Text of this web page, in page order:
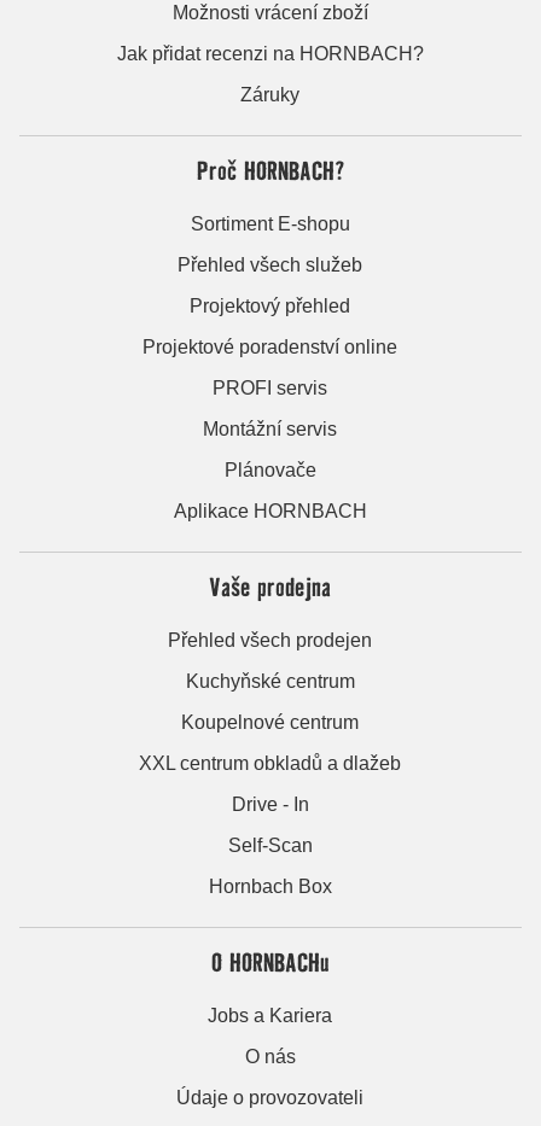
Možnosti vrácení zboží
Jak přidat recenzi na HORNBACH?
Záruky
Proč HORNBACH?
Sortiment E-shopu
Přehled všech služeb
Projektový přehled
Projektové poradenství online
PROFI servis
Montážní servis
Plánovače
Aplikace HORNBACH
Vaše prodejna
Přehled všech prodejen
Kuchyňské centrum
Koupelnové centrum
XXL centrum obkladů a dlažeb
Drive - In
Self-Scan
Hornbach Box
O HORNBACHu
Jobs a Kariera
O nás
Údaje o provozovateli